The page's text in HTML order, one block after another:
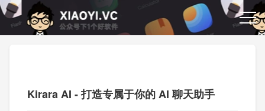
Kirara AI - 打造专属于你的 AI 聊天助手